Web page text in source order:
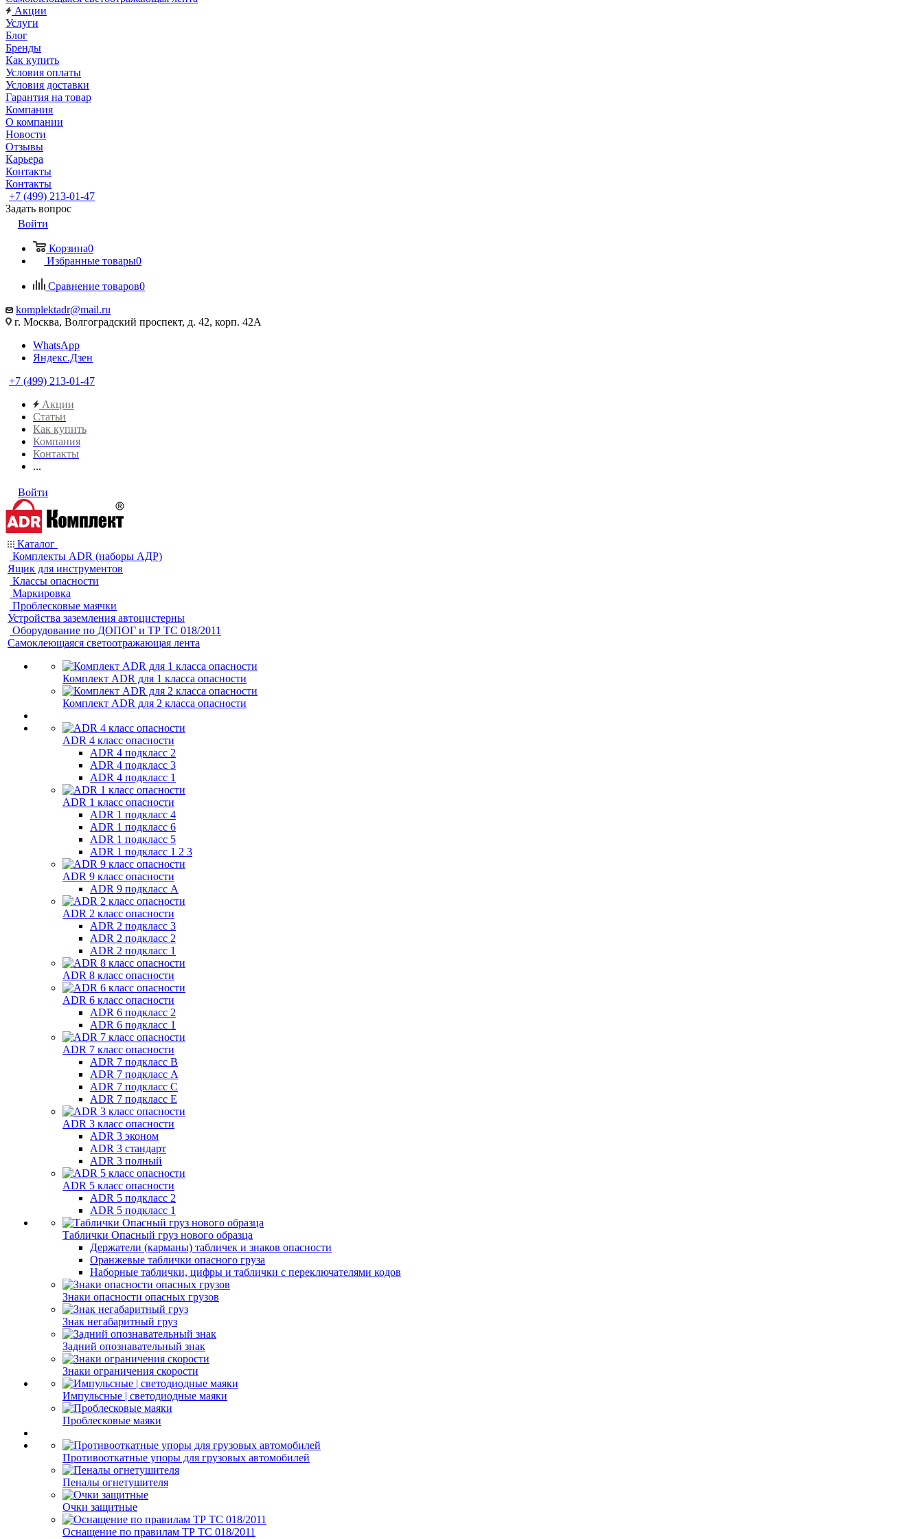
Акции
Услуги
Блог
Бренды
Как купить
Условия оплаты
Условия доставки
Гарантия на товар
Компания
О компании
Новости
Отзывы
Карьера
Контакты
Контакты
+7 (499) 213-01-47
Задать вопрос
Войти
Корзина0
Избранные товары0
Сравнение товаров0
komplektadr@mail.ru
г. Москва, Волгоградский проспект, д. 42, корп. 42А
WhatsApp
Яндекс.Дзен
+7 (499) 213-01-47
Акции
Статьи
Как купить
Компания
Контакты
...
Войти
Каталог
Комплекты ADR (наборы АДР)
Ящик для инструментов
Классы опасности
Маркировка
Проблесковые маячки
Устройства заземления автоцистерны
Оборудование по ДОПОГ и ТР ТС 018/2011
Самоклеющаяся светоотражающая лента
Комплект ADR для 1 класса опасности
Комплект ADR для 2 класса опасности
ADR 4 класс опасности
ADR 4 подкласс 2
ADR 4 подкласс 3
ADR 4 подкласс 1
ADR 1 класс опасности
ADR 1 подкласс 4
ADR 1 подкласс 6
ADR 1 подкласс 5
ADR 1 подкласс 1 2 3
ADR 9 класс опасности
ADR 9 подкласс A
ADR 2 класс опасности
ADR 2 подкласс 3
ADR 2 подкласс 2
ADR 2 подкласс 1
ADR 8 класс опасности
ADR 6 класс опасности
ADR 6 подкласс 2
ADR 6 подкласс 1
ADR 7 класс опасности
ADR 7 подкласс B
ADR 7 подкласс A
ADR 7 подкласс C
ADR 7 подкласс E
ADR 3 класс опасности
ADR 3 эконом
ADR 3 стандарт
ADR 3 полный
ADR 5 класс опасности
ADR 5 подкласс 2
ADR 5 подкласс 1
Таблички Опасный груз нового образца
Держатели (карманы) табличек и знаков опасности
Оранжевые таблички опасного груза
Наборные таблички, цифры и таблички с переключателями кодов
Знаки опасности опасных грузов
Знак негабаритный груз
Задний опознавательный знак
Знаки ограничения скорости
Импульсные | светодиодные маяки
Проблесковые маяки
Противооткатные упоры для грузовых автомобилей
Пеналы огнетушителя
Очки защитные
Оснащение по правилам ТР ТС 018/2011